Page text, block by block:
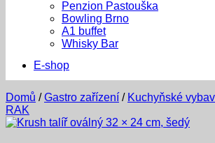
Penzion Pastouška
Bowling Brno
A1 buffet
Whisky Bar
E-shop
Domů / Gastro zařízení / Kuchyňské
RAK